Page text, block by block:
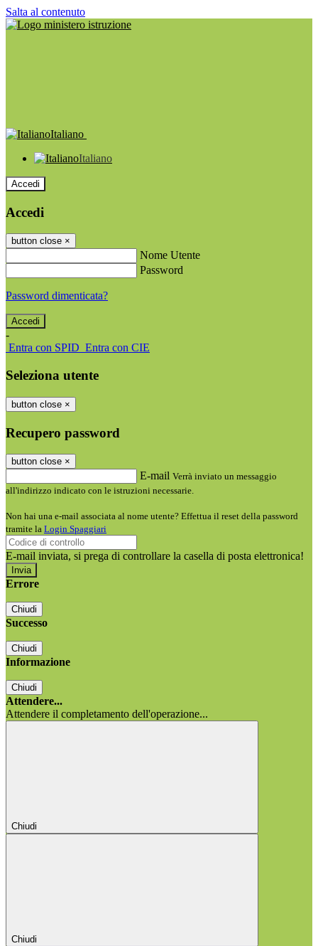
Salta al contenuto
Italiano
Italiano
Accedi
Accedi
button close ×
Nome Utente
Password
Password dimenticata?
-
Entra con SPID Entra con CIE
Seleziona utente
button close ×
Recupero password
button close ×
E-mail Verrà inviato un messaggio
all'indirizzo indicato con le istruzioni necessarie.
Non hai una e-mail associata al nome utente? Effettua il reset della password
tramite la Login Spaggiari
E-mail inviata, si prega di controllare la casella di posta elettronica!
Errore
Chiudi
Successo
Chiudi
Informazione
Chiudi
Attendere...
Attendere il completamento dell'operazione...
Chiudi
Chiudi